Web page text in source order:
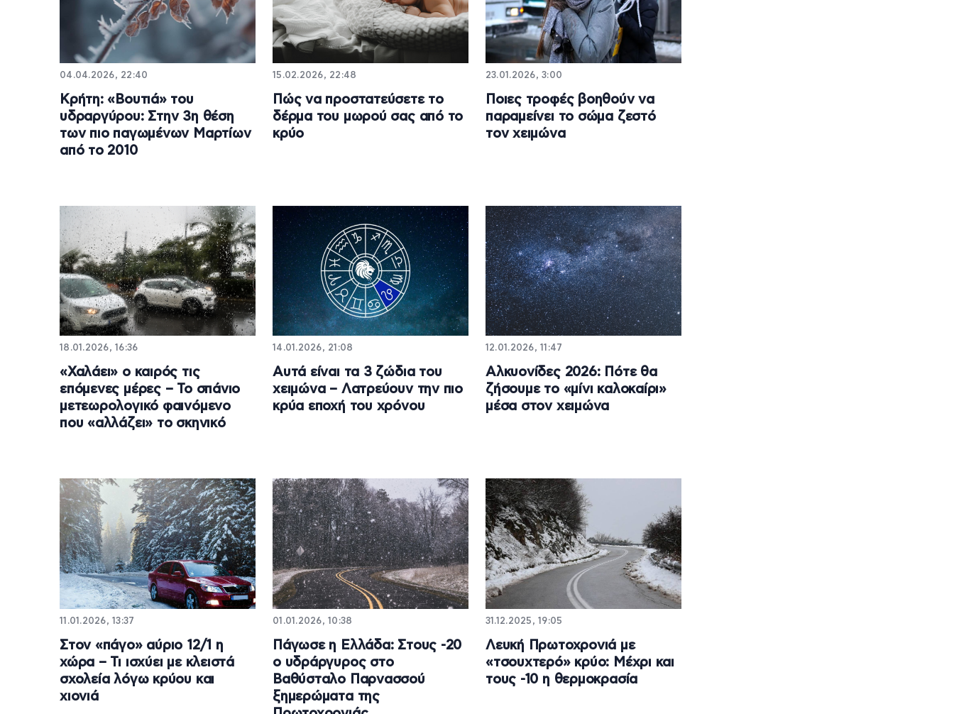
04.04.2026, 22:40
Κρήτη: «Βουτιά» του
υδραργύρου: Στην 3η θέση
των πιο παγωμένων Μαρτίων
από το 2010
15.02.2026, 22:48
Πώς να προστατεύσετε το
δέρμα του μωρού σας από το
κρύο
23.01.2026, 3:00
Ποιες τροφές βοηθούν να
παραμείνει το σώμα ζεστό
τον χειμώνα
18.01.2026, 16:36
«Χαλάει» ο καιρός τις
επόμενες μέρες – Το σπάνιο
μετεωρολογικό φαινόμενο
που «αλλάζει» το σκηνικό
14.01.2026, 21:08
Αυτά είναι τα 3 ζώδια του
χειμώνα – Λατρεύουν την πιο
κρύα εποχή του χρόνου
12.01.2026, 11:47
Αλκυονίδες 2026: Πότε θα
ζήσουμε το «μίνι καλοκαίρι»
μέσα στον χειμώνα
11.01.2026, 13:37
Στον «πάγο» αύριο 12/1 η
χώρα – Τι ισχύει με κλειστά
σχολεία λόγω κρύου και
χιονιά
01.01.2026, 10:38
Πάγωσε η Ελλάδα: Στους -20
ο υδράργυρος στο
Βαθύσταλο Παρνασσού
ξημερώματα της
31.12.2025, 19:05
Λευκή Πρωτοχρονιά με
«τσουχτερό» κρύο: Μέχρι και
τους -10 η θερμοκρασία